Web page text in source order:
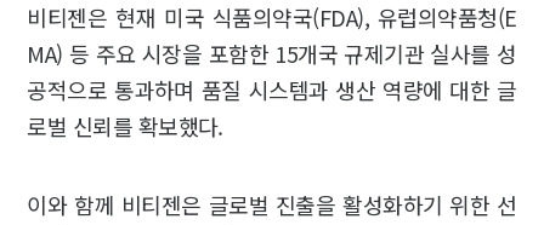
비티젠은 현재 미국 식품의약국(FDA), 유럽의약품청(E
MA) 등 주요 시장을 포함한 15개국 규제기관 실사를 성
공적으로 통과하며 품질 시스템과 생산 역량에 대한 글
로벌 신뢰를 확보했다.
이와 함께 비티젠은 글로벌 진출을 활성화하기 위한 선